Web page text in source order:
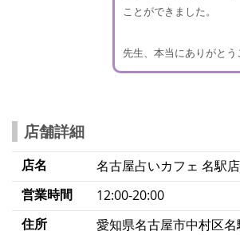
ことができました。
先生、本当にありがとう
店舗詳細
店名
名古屋占いカフェ 名駅店
営業時間
12:00-20:00
住所
愛知県名古屋市中村区